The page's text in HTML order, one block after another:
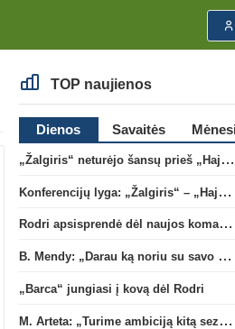
TOP naujienos
Dienos Savaitės
„Žalgiris“ neturėjo šansų prieš „Hajduk“
Konferencijų lyga: „Žalgiris“ – „Hajduk“ (rungtynės tiesiogiai)
Rodri apsisprendė dėl naujos komandos
B. Mendy: „Darau ką noriu su savo pasaulio čempionato titulu“
„Barca“ jungiasi į kovą dėl Rodri
M. Arteta: „Turime ambiciją kitą sezoną kovoti dėl visų titulų“